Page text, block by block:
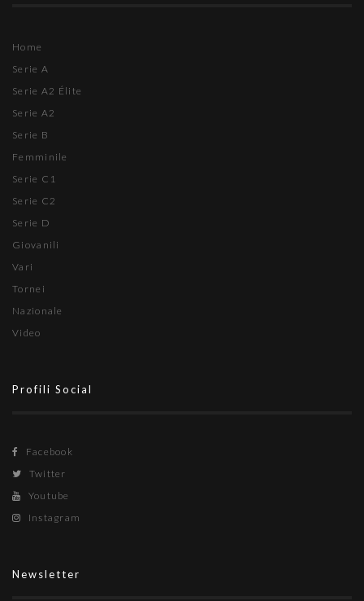
Home
Serie A
Serie A2 Élite
Serie A2
Serie B
Femminile
Serie C1
Serie C2
Serie D
Giovanili
Vari
Tornei
Nazionale
Video
Profili Social
Facebook
Twitter
Youtube
Instagram
Newsletter